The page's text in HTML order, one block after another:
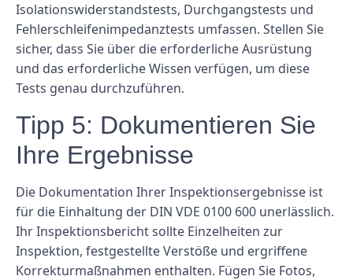
Isolationswiderstandstests, Durchgangstests und
Fehlerschleifenimpedanztests umfassen. Stellen Sie
sicher, dass Sie über die erforderliche Ausrüstung
und das erforderliche Wissen verfügen, um diese
Tests genau durchzuführen.
Tipp 5: Dokumentieren Sie
Ihre Ergebnisse
Die Dokumentation Ihrer Inspektionsergebnisse ist
für die Einhaltung der DIN VDE 0100 600 unerlässlich.
Ihr Inspektionsbericht sollte Einzelheiten zur
Inspektion, festgestellte Verstöße und ergriffene
Korrekturmaßnahmen enthalten. Fügen Sie Fotos,